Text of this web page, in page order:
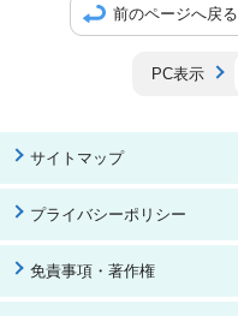
前のページへ戻る
PC表示
サイトマップ
プライバシーポリシー
免責事項・著作権